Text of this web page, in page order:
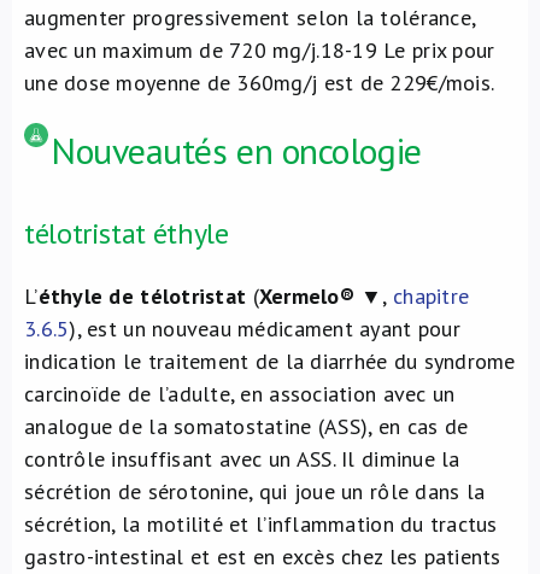
augmenter progressivement selon la tolérance,
avec un maximum de 720 mg/j.18-19 Le prix pour
une dose moyenne de 360mg/j est de 229€/mois.
Nouveautés en oncologie
télotristat éthyle
L’éthyle de télotristat (Xermelo® ▼, chapitre
3.6.5), est un nouveau médicament ayant pour
indication le traitement de la diarrhée du syndrome
carcinoïde de l’adulte, en association avec un
analogue de la somatostatine (ASS), en cas de
contrôle insuffisant avec un ASS. Il diminue la
sécrétion de sérotonine, qui joue un rôle dans la
sécrétion, la motilité et l’inflammation du tractus
gastro-intestinal et est en excès chez les patients